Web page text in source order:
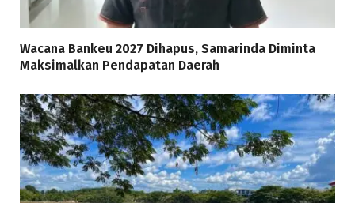
Wacana Bankeu 2027 Dihapus, Samarinda Diminta
Maksimalkan Pendapatan Daerah